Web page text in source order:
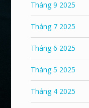
Tháng 9 2025
Tháng 7 2025
Tháng 6 2025
Tháng 5 2025
Tháng 4 2025